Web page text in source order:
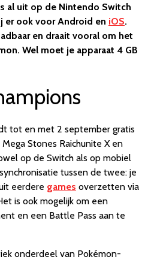
al uit op de Nintendo Switch
er ook voor Android en iOS.
en draait vooral om het
Wel moet je apparaat 4 GB
tot en met 2 september gratis
Stones Raichunite X en
op de Switch als op mobiel
tussen de twee: je
eerdere games overzetten via
is ook mogelijk om een
en een Battle Pass aan te
onderdeel van Pokémon-